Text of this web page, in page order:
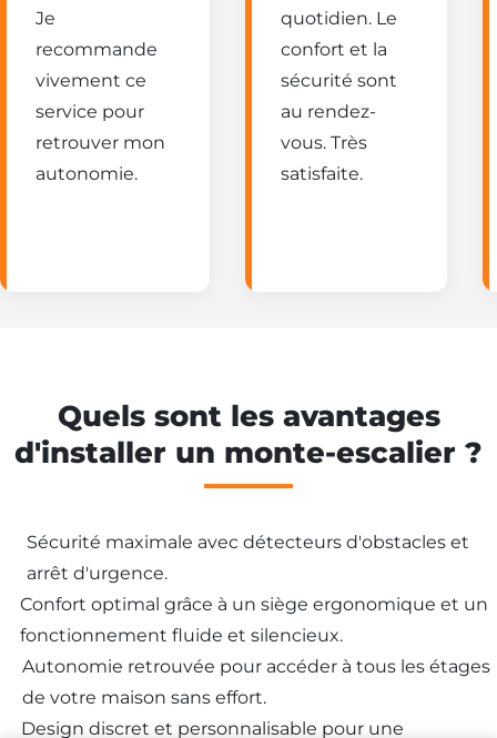
Je
recommande
vivement ce
service pour
retrouver mon
autonomie.
quotidien. Le
confort et la
sécurité sont
au rendez-
vous. Très
satisfaite.
Quels sont les avantages
d'installer un monte-escalier ?
Sécurité maximale avec détecteurs d'obstacles et
arrêt d'urgence.
Confort optimal grâce à un siège ergonomique et un
fonctionnement fluide et silencieux.
Autonomie retrouvée pour accéder à tous les étages
de votre maison sans effort.
Design discret et personnalisable pour une
monte-escalier ?